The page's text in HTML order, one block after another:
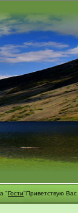
"Гости"Приветствую Вас